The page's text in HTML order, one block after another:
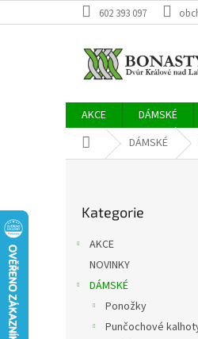
na
602 393 097
AKCE DÁMSKÉ
Domů DÁMSKÉ
kategorie
Kategorie
AKCE
NOVINKY
DÁMSKÉ
Ponožky
Punčochové